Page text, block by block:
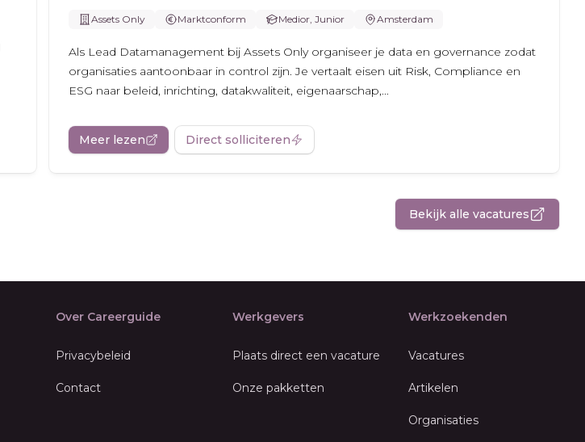
Assets Only Marktconform Medior, Junior Amsterdam
Als Lead Datamanagement bij Assets Only organiseer je data en governance zodat
organisaties aantoonbaar in control zijn. Je vertaalt eisen uit Risk, Compliance en
ESG naar beleid, inrichting, datakwaliteit, eigenaarschap,...
Meer lezen Direct solliciteren
Bekijk alle vacatures
Over Careerguide
Privacybeleid
Contact
Werkgevers
Plaats direct een vacature
Onze pakketten
Werkzoekenden
Vacatures
Artikelen
Organisaties